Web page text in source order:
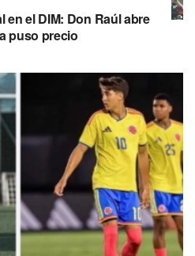
en el DIM: Don Raúl abre
puso precio